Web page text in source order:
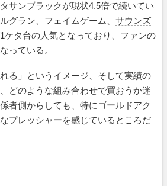
サンブラックが現状4.5倍で続いてい
グラン、フェイムゲーム、 サウンズ
ケタ台の人気となっており、ファンの
っている。
る」というイメージ、そして実績の
どのような組み合わせで買おうか迷
者側からしても、特にゴールドアク
プレッシャーを感じているところだ